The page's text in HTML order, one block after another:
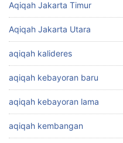
Aqiqah Jakarta Timur
Aqiqah Jakarta Utara
aqiqah kalideres
aqiqah kebayoran baru
aqiqah kebayoran lama
aqiqah kembangan